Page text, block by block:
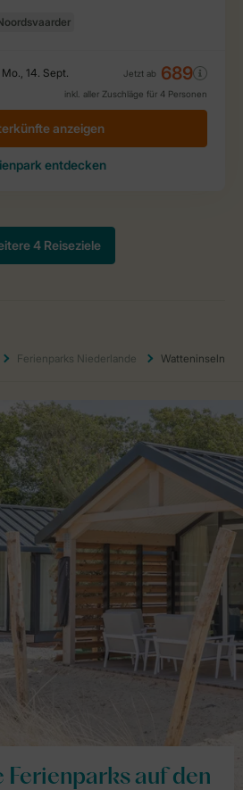
Ferienparks Niederlande Watteninseln
Ferienparks auf den